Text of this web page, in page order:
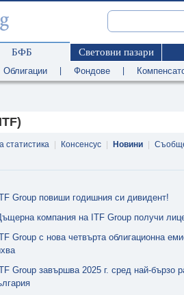
БФБ Световни пазари
Облигации Фондове
статистика Консенсус Новини
Group повиши годишния си дивидент!
компания на ITF Group получи
Group с нова четвърта облигационна
Group завършва 2025 г. сред най-бързо